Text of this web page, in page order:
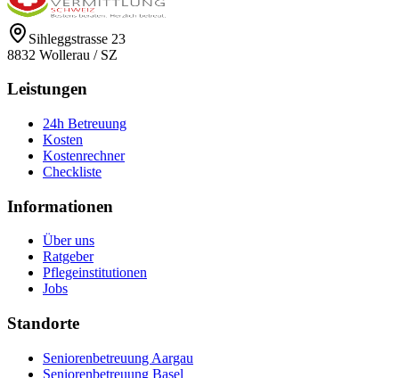
Sihleggstrasse 23
8832 Wollerau / SZ
Leistungen
24h Betreuung
Kosten
Kostenrechner
Checkliste
Informationen
Über uns
Ratgeber
Pflegeinstitutionen
Jobs
Standorte
Seniorenbetreuung Aargau
Seniorenbetreuung Basel